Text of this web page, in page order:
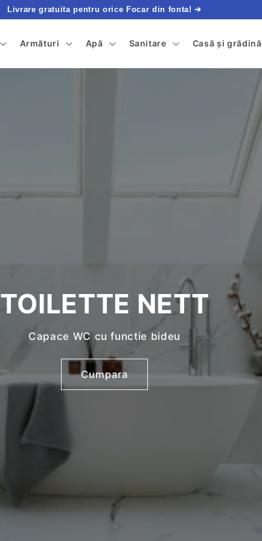
Livrare gratuita pentru orice Focar din fonta! ➔
Armături Apă Sanitare Casă și grădină
TOILETTE NETT
Capace WC cu functie bideu
Cumpara